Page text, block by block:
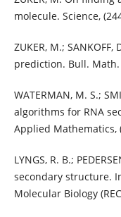
molecule. Science,
ZUKER, M.;
prediction. Bull. Math.
WATERMAN, M. S.;
algorithms for RNA
Applied Mathematics,
LYNGS, R. B.;
secondary structure.
Molecular Biology